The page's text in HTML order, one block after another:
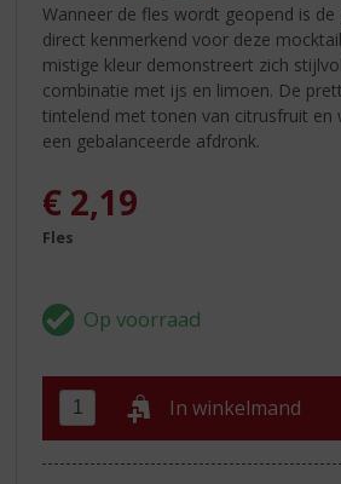
Wanneer de fles wordt geopend is
direct kenmerkend voor deze
mistige kleur demonstreert zich
combinatie met ijs en limoen. De
tintelend met tonen van citrusfruit en
een gebalanceerde afdronk.
€ 2,19
Fles
In winkelmand